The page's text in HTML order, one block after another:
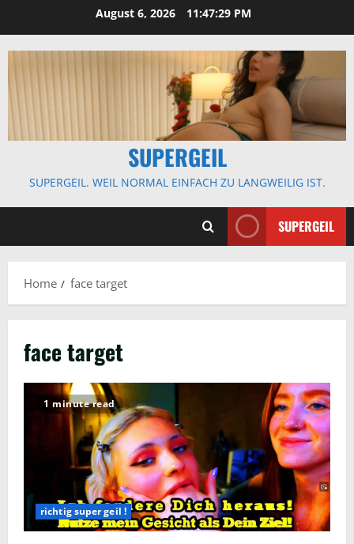
content
August 6, 2026 11:47:30 PM
SUPERGEIL
SUPERGEIL. WEIL NORMAL EINFACH ZU LANGWEILIG IST.
SUPERGEIL
Home face target
face target
1 minute read
richtig super geil !